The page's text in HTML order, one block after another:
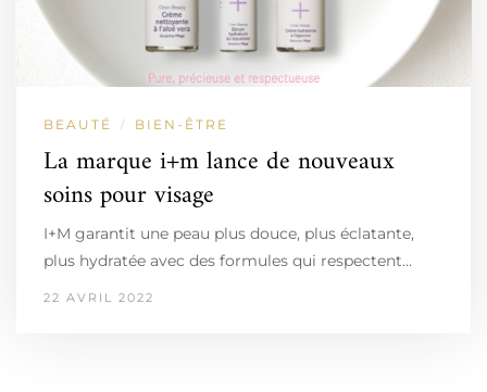
BEAUTÉ / BIEN-ÊTRE
La marque i+m lance de nouveaux
soins pour visage
I+M garantit une peau plus douce, plus éclatante,
plus hydratée avec des formules qui respectent…
22 AVRIL 2022